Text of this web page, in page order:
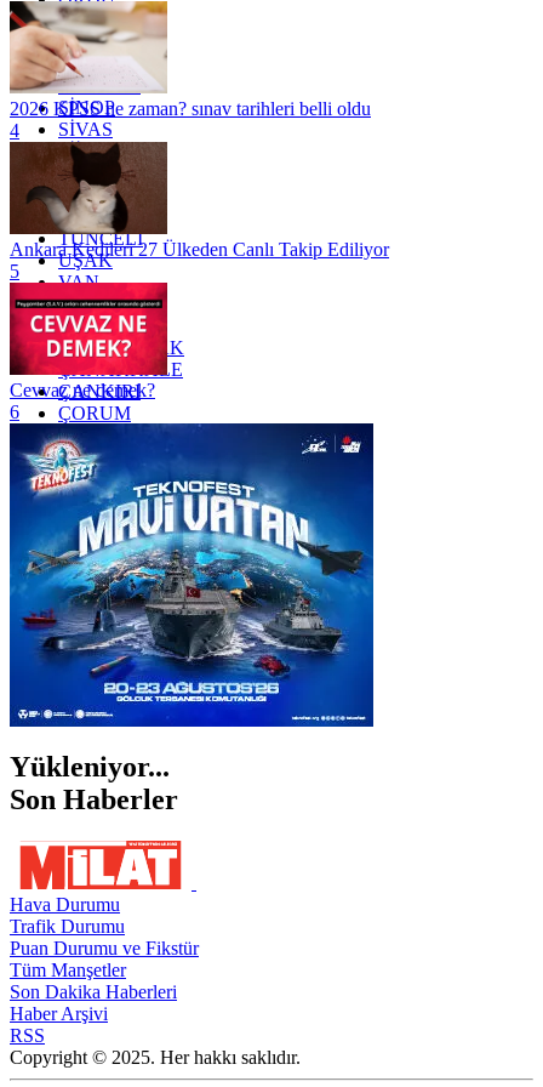
OSMANİYE
RİZE
SAKARYA
SAMSUN
SİNOP
SİVAS
SİİRT
TEKİRDAĞ
TOKAT
TRABZON
TUNCELİ
UŞAK
VAN
YALOVA
YOZGAT
ZONGULDAK
ÇANAKKALE
ÇANKIRI
ÇORUM
İSTANBUL
İZMİR
ŞANLIURFA
ŞIRNAK
2026 KPSS ne zaman? sınav tarihleri belli oldu
4
Ankara Kedileri 27 Ülkeden Canlı Takip Ediliyor
5
Cevvaz ne demek?
6
Yükleniyor...
Son Haberler
Hava Durumu
Trafik Durumu
Puan Durumu ve Fikstür
Tüm Manşetler
Son Dakika Haberleri
Haber Arşivi
RSS
Copyright © 2025. Her hakkı saklıdır.